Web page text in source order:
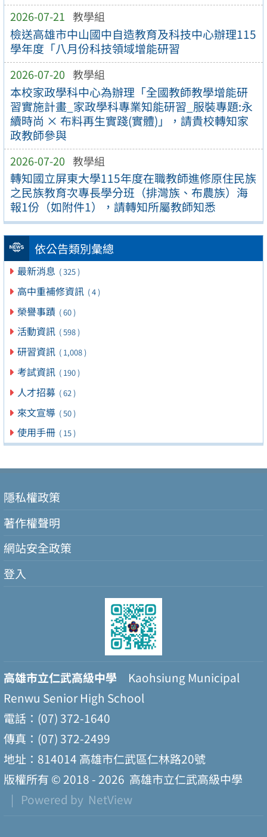
2026-07-21 教學組
檢送高雄市中山國中自造教育及科技中心辦理115
學年度「八月份科技領域增能研習
2026-07-20 教學組
本校家政學科中心為辦理「全國教師教學增能研
習實施計畫_家政學科專業知能研習_服裝專題:永
續時尚 × 布料再生實踐(實體)」，請貴校轉知家
政教師參與
2026-07-20 教學組
轉知國立屏東大學115年度在職教師進修原住民族
之民族教育次專長學分班（排灣族、布農族）海
報1份（如附件1），請轉知所屬教師知悉
依公告類別彙總
最新消息 ( 325 )
高中重補修資訊 ( 4 )
榮譽事蹟 ( 60 )
活動資訊 ( 598 )
研習資訊 ( 1,008 )
考試資訊 ( 190 )
人才招募 ( 62 )
來文宣導 ( 50 )
使用手冊 ( 15 )
隱私權政策
著作權聲明
網站安全政策
登入
高雄市立仁武高級中學 Kaohsiung Municipal
Renwu Senior High School
電話：(07) 372-1640
傳真：(07) 372-2499
地址：814014 高雄市仁武區仁林路20號
版權所有 © 2018 - 2026 高雄市立仁武高級中學
| Powered by NetView